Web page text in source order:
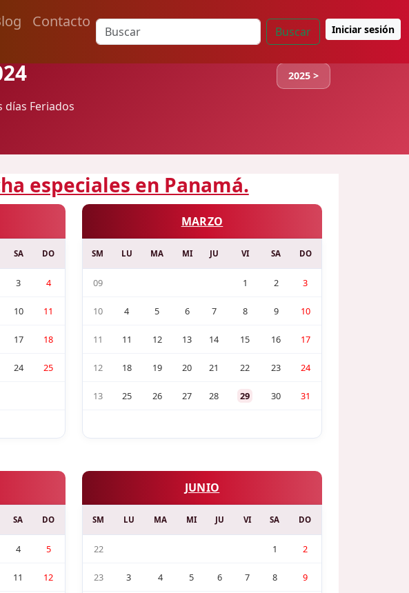
Contacto
Buscar Iniciar sesión
2025 >
días Feriados
especiales en Panamá.
SA DO
3 4
10 11
17 18
24 25
MARZO
SM LU MA MI JU VI SA DO
09 1 2 3
10 4 5 6 7 8 9 10
11 11 12 13 14 15 16 17
12 18 19 20 21 22 23 24
13 25 26 27 28 29 30 31
SA DO
4 5
11 12
JUNIO
SM LU MA MI JU VI SA DO
22 1 2
23 3 4 5 6 7 8 9